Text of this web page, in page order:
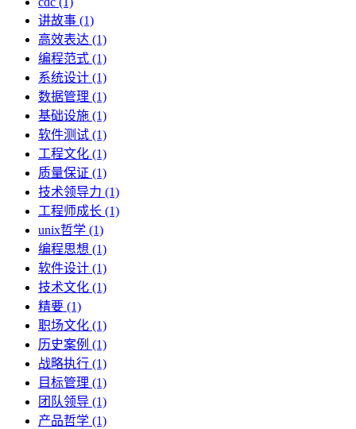
讲故事 (1)
高效表达 (1)
编程范式 (1)
系统设计 (1)
数据管理 (1)
基础设施 (1)
软件测试 (1)
工程文化 (1)
质量保证 (1)
技术领导力 (1)
工程师成长 (1)
unix哲学 (1)
编程思想 (1)
软件设计 (1)
技术文化 (1)
精要 (1)
职场文化 (1)
历史案例 (1)
战略执行 (1)
目标管理 (1)
团队领导 (1)
产品哲学 (1)